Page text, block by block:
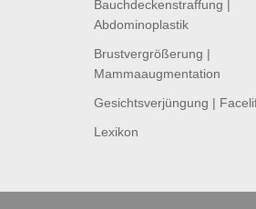
Bauchdeckenstraffung |
Abdominoplastik
Brustvergrößerung |
Mammaaugmentation
Gesichtsverjüngung |
Lexikon